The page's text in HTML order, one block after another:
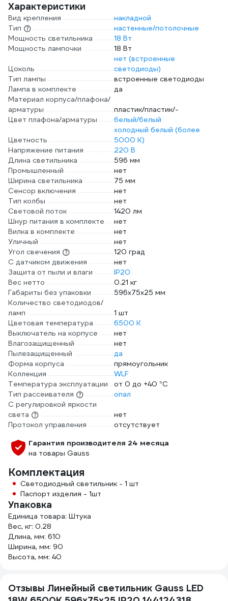
Характеристики
Вид крепления
накладной
Тип
настенные/потолочные
Мощность светильника
18 Вт
Мощность лампочки
18 Вт
Цоколь
нет (встроенные
светодиоды)
Тип лампы
встроенные светодиоды
Лампа в комплекте
да
Материал корпуса/плафона/
арматуры
пластик/пластик/-
Цвет плафона/арматуры
белый/белый
Цветность
холодный белый (более
5000 К)
Напряжение питания
220 В
Длина светильника
596 мм
Промышленный
нет
Ширина светильника
75 мм
Сенсор включения
нет
Тип колбы
нет
Световой поток
1420 лм
Шнур питания в комплекте
нет
Вилка в комплекте
нет
Уличный
нет
Угол свечения
120 град
С датчиком движения
нет
Защита от пыли и влаги
IP20
Вес нетто
0.21 кг
Габариты без упаковки
596х75х25 мм
Количество светодиодов/
ламп
1 шт
Цветовая температура
6500 К
Выключатель на корпусе
нет
Влагозащищенный
нет
Пылезащищенный
да
Форма корпуса
прямоугольник
Коллекция
WLF
Температура эксплуатации
от 0 до +40 °С
Тип рассеивателя
опал
С регулировкой яркости
света
нет
Протокол управления
отсутствует
Гарантия производителя 24 месяца
на товары Gauss
Комплектация
Светодиодный светильник - 1 шт
Паспорт изделия - 1шт
Упаковка
Единица товара: Штука
Вес, кг: 0.28
Длина, мм: 610
Ширина, мм: 90
Высота, мм: 40
Отзывы Линейный светильник Gauss LED